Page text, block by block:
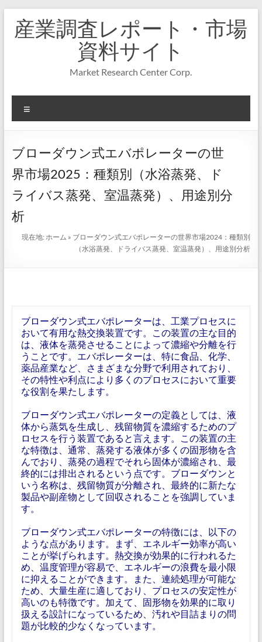
キ
プ
産業調査レポート・市場
資料サイト
Market Research Center Corp.
ニ
ー
ブローダウン式エバポレーターの世
界市場2025：種類別（水浴蒸発、ド
ライバス蒸発、室温蒸発）、用途別分
析
現在地:ホーム » ブローダウン式エバポレーターの世界市場2024：種類別
（水浴蒸発、ドライバス蒸発、室温蒸発）、用途別分析
ブローダウン式エバポレーターは、工業プロセスに
おいて有用な熱交換装置です。この装置の主な目的
は、液体を蒸発させることによって濃縮や分離を行
うことです。エバポレーターは、特に食品、化学、
薬品産業など、さまざまな分野で利用されており、
その特性や利点により多くのプロセスにおいて重要
な役割を果たします。
ブローダウン式エバポレーターの定義としては、液
体から蒸気を生成し、残留物質を濃縮するためのプ
ロセスを行う装置であると言えます。この装置の主
な特徴は、通常、蒸発する液体が多くの固形物を含
んでおり、蒸発の過程でそれら固体が濃縮され、最
終的には排出されるという点です。ブローダウンと
いう名称は、残留物質が分離され、最終的に新たな
製品や副産物として回収されることを強調していま
す。
ブローダウン式エバポレーターの特徴には、以下の
ような点があります。まず、エネルギー効率が高い
ことが挙げられます。熱交換が効果的に行われるた
め、温度管理が容易で、エネルギーの浪費を最小限
に抑えることができます。また、連続処理が可能な
ため、大量生産に適しており、プロセスの安定性が
高いのも特徴です。加えて、固形物を効果的に取り
扱える設計になっているため、汚れや目詰まりの問
題が比較的少なくなっています。